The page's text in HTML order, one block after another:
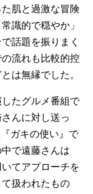
肌と過激な冒険
識的で穏やか」
話題を振りまく
流れも比較的控
は無縁でした。
たグルメ番組で
んに対し送っ
ガキの使い』で
で遠藤さんは
てアプローチを
扱われたもの